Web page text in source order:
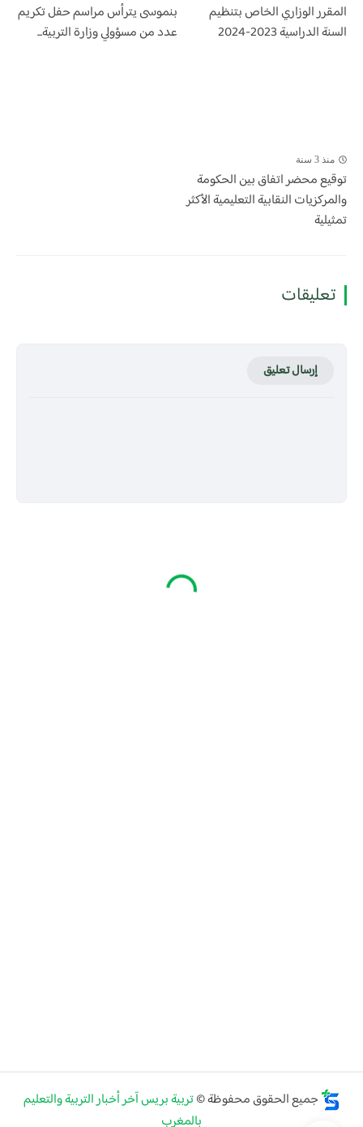
المقرر الوزاري الخاص بتنظيم
السنة الدراسية 2023-2024
بنموسى يترأس مراسم حفل تكريم
عدد من مسؤولي وزارة التربية...
منذ 3 سنة
توقيع محضر اتفاق بين الحكومة
والمركزيات النقابية التعليمية الأكثر
تمثيلية
تعليقات
إرسال تعليق
جميع الحقوق محفوظة ©تربية بريس آخر أخبار التربية والتعليم
بالمغرب